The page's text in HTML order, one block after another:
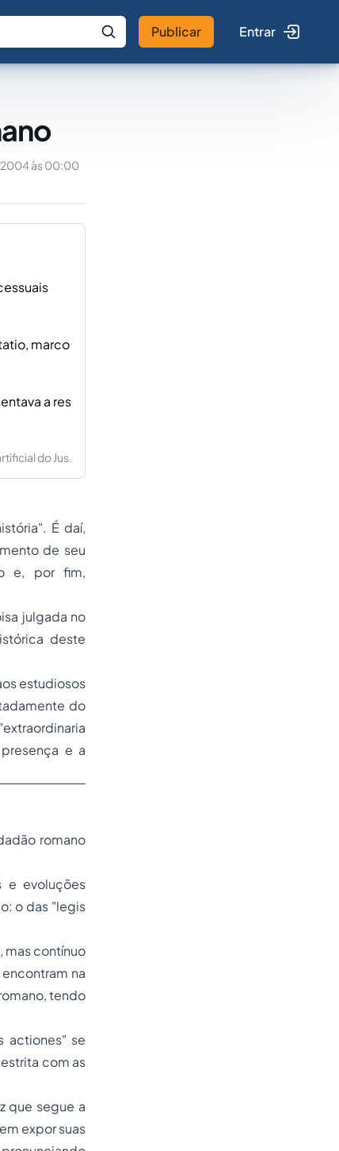
Buscar no Jus
Publicar Entrar
às 00:00
marco
a res
do Jus.
É daí,
de seu
e, por fim,
julgada no
deste
estudiosos
do
"extraordinaria
e a
romano
e evoluções
o das "legis
mas contínuo
na
tendo
actiones" se
com as
que segue a
expor suas